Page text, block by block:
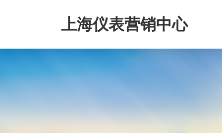
上海仪表营销中心